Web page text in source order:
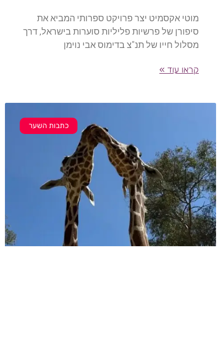
מוטי אקסמיט יצר פרויקט ספרותי המביא את
סיפורן של פרשיות פליליות סוערות בישראל, דרך
מסלול חייו של תנ"צ בדימוס אבי נוימן
קראו עוד »
כתבות השער